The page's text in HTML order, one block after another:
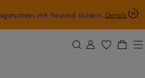
ZUM SUCHFELD ÜBERSPRINGEN
mit Beyond sichern Details